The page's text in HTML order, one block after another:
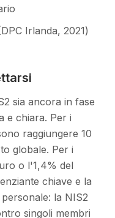
Irlanda, 2021)
sia ancora in fase
e chiara. Per i
raggiungere 10
globale. Per i
o l'1,4% del
chiave e la
la NIS2
singoli membri